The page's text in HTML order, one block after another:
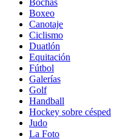
Boxeo
Canotaje
Ciclismo
Duatlón
Equitación
Fútbol
Galerías
Golf
Handball
Hockey sobre césped
Judo
La Foto